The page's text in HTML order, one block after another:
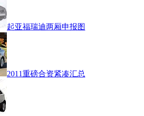
起亚福瑞迪两厢申报图
2011重磅合资紧凑汇总